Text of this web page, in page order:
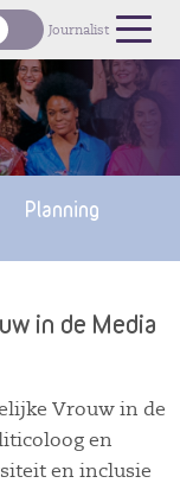
Journalist
Planning
in de Media
Vrouw in de
en
en inclusie